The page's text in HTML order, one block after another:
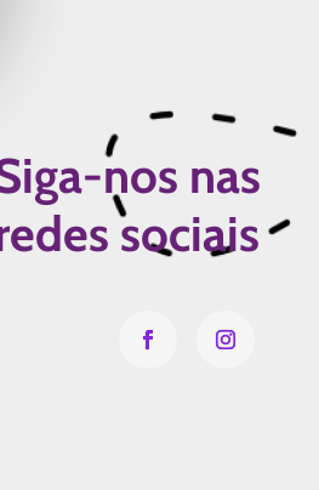
nos nas
sociais